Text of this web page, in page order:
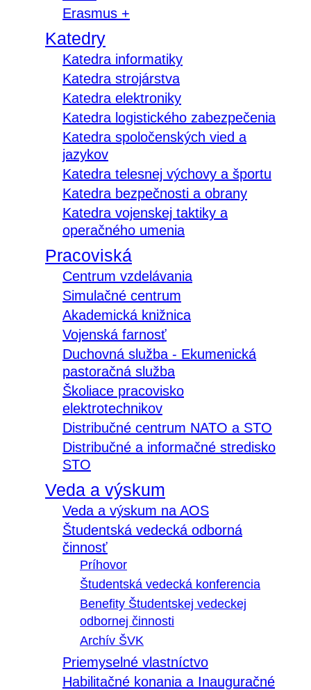
Erasmus +
Katedry
Katedra informatiky
Katedra strojárstva
Katedra elektroniky
Katedra logistického zabezpečenia
Katedra spoločenských vied a
jazykov
Katedra telesnej výchovy a športu
Katedra bezpečnosti a obrany
Katedra vojenskej taktiky a
operačného umenia
Pracoviská
Centrum vzdelávania
Simulačné centrum
Akademická knižnica
Vojenská farnosť
Duchovná služba - Ekumenická
pastoračná služba
Školiace pracovisko
elektrotechnikov
Distribučné centrum NATO a STO
Distribučné a informačné stredisko
STO
Veda a výskum
Veda a výskum na AOS
Študentská vedecká odborná
činnosť
Príhovor
Študentská vedecká konferencia
Benefity Študentskej vedeckej
odbornej činnosti
Archív ŠVK
Priemyselné vlastníctvo
Habilitačné konania a Inauguračné